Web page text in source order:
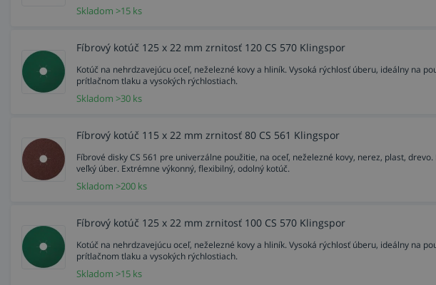
Skladom >15 ks
Fíbrový kotúč 125 x 22 mm zrnitosť 120 CS 570 Klingspor
Kotúč na nehrdzavejúcu oceľ, neželezné kovy a hliník. Vysoká rýchlosť úberu, ideálny na
prítlačnom tlaku a vysokých rýchlostiach.
Skladom >30 ks
Fíbrový kotúč 115 x 22 mm zrnitosť 80 CS 561 Klingspor
Fíbrové disky CS 561 pre univerzálne použitie, na oceľ, neželezné kovy, nerez, plast,
veľký úber. Extrémne výkonný, flexibilný, odolný kotúč.
Skladom >200 ks
Fíbrový kotúč 125 x 22 mm zrnitosť 100 CS 570 Klingspor
Kotúč na nehrdzavejúcu oceľ, neželezné kovy a hliník. Vysoká rýchlosť úberu, ideálny na
prítlačnom tlaku a vysokých rýchlostiach.
Skladom >15 ks